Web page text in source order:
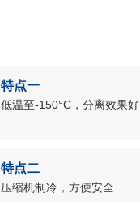
特点一
低温至-150°C，分离效果好
特点二
压缩机制冷，方便安全